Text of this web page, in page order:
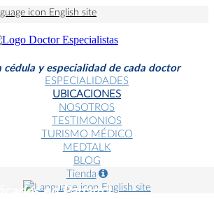
English site
cédula y especialidad de cada doctor
ESPECIALIDADES
UBICACIONES
NOSOTROS
TESTIMONIOS
TURISMO MÉDICO
MEDTALK
BLOG
Tienda
English site
en Panamá